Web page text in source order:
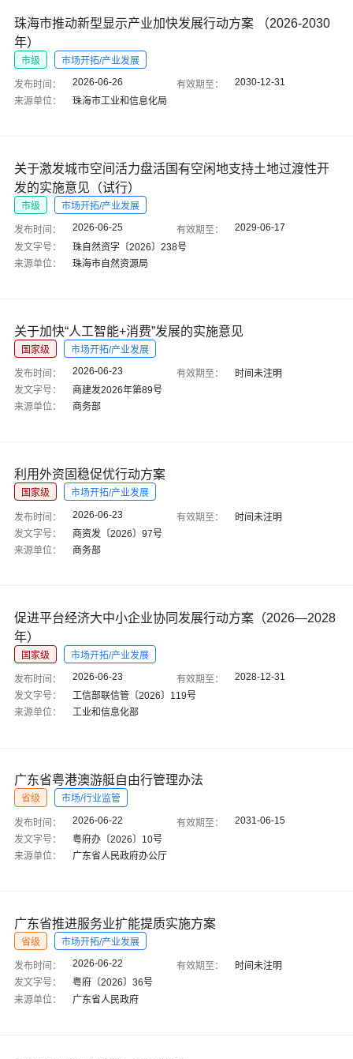
珠海市推动新型显示产业加快发展行动方案 （2026-2030
年）
市级 市场开拓/产业发展
发布时间： 2026-06-26 有效期至：
2030-12-31
来源单位：
珠海市工业和信息化局
关于激发城市空间活力盘活国有空闲地支持土地过渡性开
发的实施意见（试行）
市级 市场开拓/产业发展
发布时间： 2026-06-25 有效期至：
2029-06-17
发文字号：
珠自然资字〔2026〕238号
来源单位：
珠海市自然资源局
关于加快“人工智能+消费”发展的实施意见
国家级 市场开拓/产业发展
发布时间： 2026-06-23 有效期至：
时间未注明
发文字号：
商建发2026年第89号
来源单位：
商务部
利用外资固稳促优行动方案
国家级 市场开拓/产业发展
发布时间： 2026-06-23 有效期至：
时间未注明
发文字号：
商资发〔2026〕97号
来源单位：
商务部
促进平台经济大中小企业协同发展行动方案（2026—2028
年）
国家级 市场开拓/产业发展
发布时间： 2026-06-23 有效期至：
2028-12-31
发文字号：
工信部联信管〔2026〕119号
来源单位：
工业和信息化部
广东省粤港澳游艇自由行管理办法
省级 市场/行业监管
发布时间： 2026-06-22 有效期至：
2031-06-15
发文字号：
粤府办〔2026〕10号
来源单位：
广东省人民政府办公厅
广东省推进服务业扩能提质实施方案
省级 市场开拓/产业发展
发布时间： 2026-06-22 有效期至：
时间未注明
发文字号：
粤府〔2026〕36号
来源单位：
广东省人民政府